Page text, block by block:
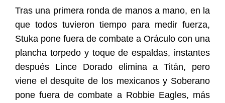
Tras una primera ronda de manos a mano, en la
que todos tuvieron tiempo para medir fuerza,
Stuka pone fuera de combate a Oráculo con una
plancha torpedo y toque de espaldas, instantes
después Lince Dorado elimina a Titán, pero
viene el desquite de los mexicanos y Soberano
pone fuera de combate a Robbie Eagles, más